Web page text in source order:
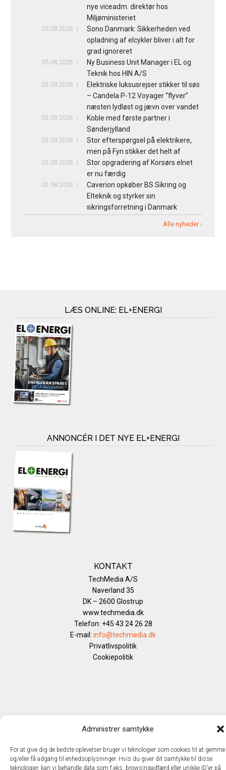
Administrer samtykke
For at give dig de bedste oplevelser bruger vi teknologier som cookies til at gemme
og/eller få adgang til enhedsoplysninger. Hvis du giver dit samtykke til disse
teknologier, kan vi behandle data som f.eks. browsingadfærd eller unikke ID'er på
nye viceadm. direktør hos
Miljøministeriet
05.08.2026
Sono Danmark: Sikkerheden ved
opladning af elcykler bliver i alt for
grad ignoreret
05.08.2026
Ny Business Unit Manager i EL og
Teknik hos HIN A/S
03.08.2026
Elektriske luksusrejser stikker til søs
– Candela P-12 Voyager “flyver”
næsten lydløst og jævn over vandet
03.08.2026
Koble med første partner i
Sønderjylland
03.08.2026
Stor efterspørgsel på elektrikere,
men på Fyn stikker det helt af
03.08.2026
Stor opgradering af Korsørs elnet
er nu færdig
03.08.2026
Caverion opkøber BS Sikring og
Elteknik og styrker sin
sikringsforretning i Danmark
Alle nyheder ›
LÆS ONLINE: EL+ENERGI
ANNONCÉR I DET NYE EL+ENERGI
KONTAKT
TechMedia A/S
Naverland 35
DK – 2600 Glostrup
www.techmedia.dk
Telefon: +45 43 24 26 28
E-mail: info@techmedia.dk
Privatlivspolitik
Cookiepolitik